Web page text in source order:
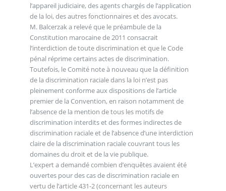
l’appareil judiciaire, des agents chargés de l’application
de la loi, des autres fonctionnaires et des avocats.
M. Balcerzak a relevé que le préambule de la
Constitution marocaine de 2011 consacrait
l’interdiction de toute discrimination et que le Code
pénal réprime certains actes de discrimination.
Toutefois, le Comité note à nouveau que la définition
de la discrimination raciale dans la loi n’est pas
pleinement conforme aux dispositions de l’article
premier de la Convention, en raison notamment de
l’absence de la mention de tous les motifs de
discrimination interdits et des formes indirectes de
discrimination raciale et de l’absence d’une interdiction
claire de la discrimination raciale couvrant tous les
domaines du droit et de la vie publique.
L’expert a demandé combien d’enquêtes avaient été
ouvertes pour des cas de discrimination raciale en
vertu de l’article 431-2 (concernant les auteurs